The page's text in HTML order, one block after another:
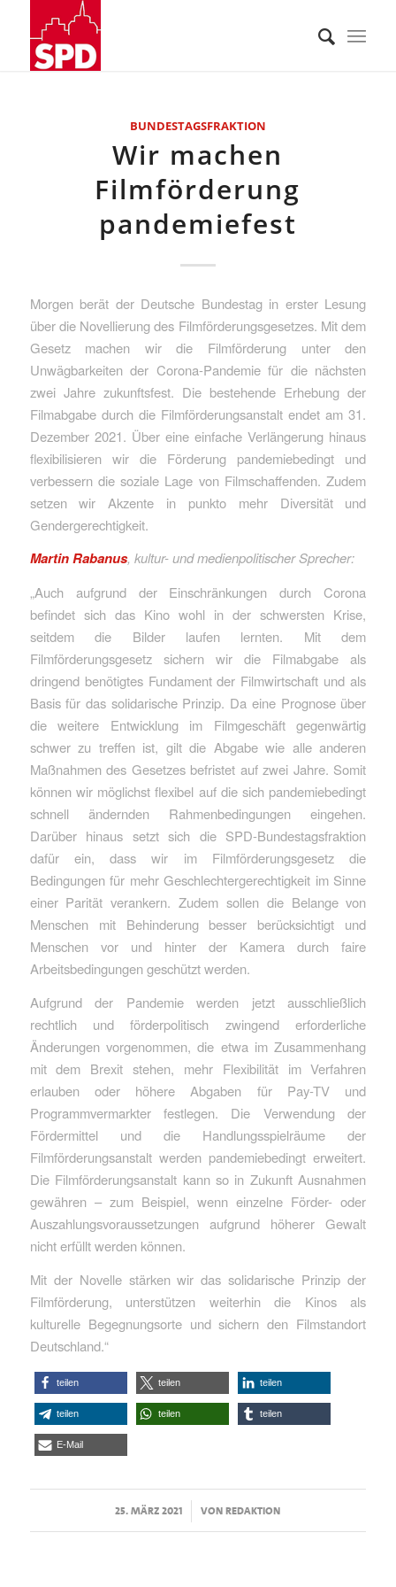
BUNDESTAGSFRAKTION
Wir machen
Filmförderung
pandemiefest
Morgen berät der Deutsche Bundestag in erster Lesung
über die Novellierung des Filmförderungsgesetzes. Mit dem
Gesetz machen wir die Filmförderung unter den
Unwägbarkeiten der Corona-Pandemie für die nächsten
zwei Jahre zukunftsfest. Die bestehende Erhebung der
Filmabgabe durch die Filmförderungsanstalt endet am 31.
Dezember 2021. Über eine einfache Verlängerung hinaus
flexibilisieren wir die Förderung pandemiebedingt und
verbessern die soziale Lage von Filmschaffenden. Zudem
setzen wir Akzente in punkto mehr Diversität und
Gendergerechtigkeit.
Martin Rabanus, kultur- und medienpolitischer Sprecher:
„Auch aufgrund der Einschränkungen durch Corona
befindet sich das Kino wohl in der schwersten Krise,
seitdem die Bilder laufen lernten. Mit dem
Filmförderungsgesetz sichern wir die Filmabgabe als
dringend benötigtes Fundament der Filmwirtschaft und als
Basis für das solidarische Prinzip. Da eine Prognose über
die weitere Entwicklung im Filmgeschäft gegenwärtig
schwer zu treffen ist, gilt die Abgabe wie alle anderen
Maßnahmen des Gesetzes befristet auf zwei Jahre. Somit
können wir möglichst flexibel auf die sich pandemiebedingt
schnell ändernden Rahmenbedingungen eingehen.
Darüber hinaus setzt sich die SPD-Bundestagsfraktion
dafür ein, dass wir im Filmförderungsgesetz die
Bedingungen für mehr Geschlechtergerechtigkeit im Sinne
einer Parität verankern. Zudem sollen die Belange von
Menschen mit Behinderung besser berücksichtigt und
Menschen vor und hinter der Kamera durch faire
Arbeitsbedingungen geschützt werden.
Aufgrund der Pandemie werden jetzt ausschließlich
rechtlich und förderpolitisch zwingend erforderliche
Änderungen vorgenommen, die etwa im Zusammenhang
mit dem Brexit stehen, mehr Flexibilität im Verfahren
erlauben oder höhere Abgaben für Pay-TV und
Programmvermarkter festlegen. Die Verwendung der
Fördermittel und die Handlungsspielräume der
Filmförderungsanstalt werden pandemiebedingt erweitert.
Die Filmförderungsanstalt kann so in Zukunft Ausnahmen
gewähren – zum Beispiel, wenn einzelne Förder- oder
Auszahlungsvoraussetzungen aufgrund höherer Gewalt
nicht erfüllt werden können.
Mit der Novelle stärken wir das solidarische Prinzip der
Filmförderung, unterstützen weiterhin die Kinos als
kulturelle Begegnungsorte und sichern den Filmstandort
Deutschland.“
teilen teilen teilen
teilen teilen teilen
E-Mail
25. MÄRZ 2021
/ VONREDAKTION